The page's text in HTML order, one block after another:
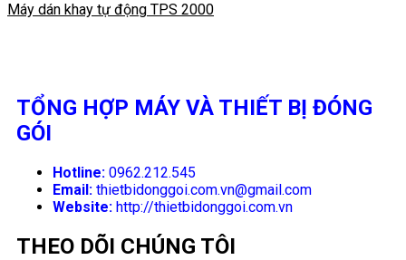
Máy dán khay tự động TPS 2000
TỔNG HỢP MÁY VÀ THIẾT BỊ ĐÓNG
GÓI
Hotline: 0962.212.545
Email: thietbidonggoi.com.vn@gmail.com
Website: http://thietbidonggoi.com.vn
THEO DÕI CHÚNG TÔI